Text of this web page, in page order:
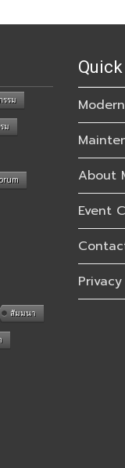
รม
ม
สัมมนา
About
Event